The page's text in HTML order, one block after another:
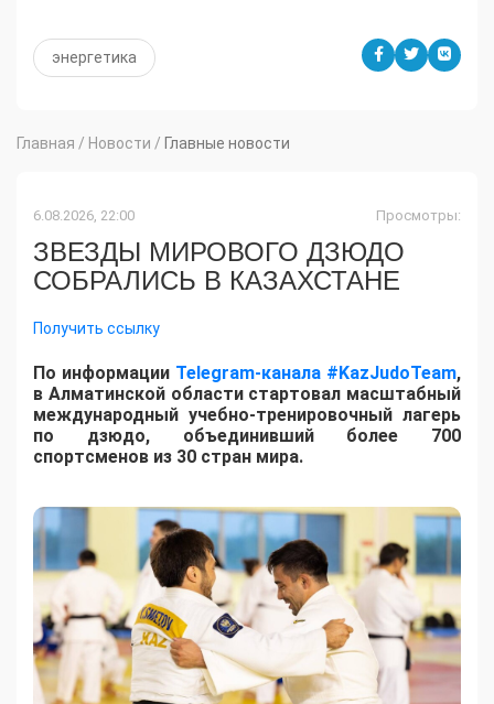
энергетика
Главная / Новости / Главные новости
6.08.2026, 22:00 Просмотры:
ЗВЕЗДЫ МИРОВОГО ДЗЮДО
СОБРАЛИСЬ В КАЗАХСТАНЕ
Получить ссылку
По информации Telegram-канала #KazJudoTeam,
в Алматинской области стартовал масштабный
международный учебно-тренировочный лагерь
по дзюдо, объединивший более 700
спортсменов из 30 стран мира.